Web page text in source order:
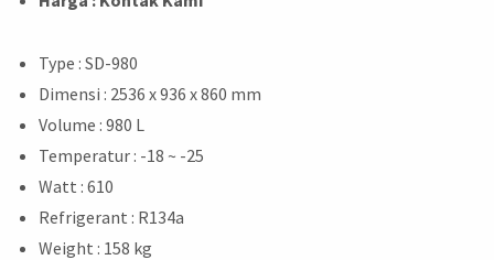
Type : SD-980
Dimensi : 2536 x 936 x 860 mm
Volume : 980 L
Temperatur : -18 ~ -25
Watt : 610
Refrigerant : R134a
Weight : 158 kg